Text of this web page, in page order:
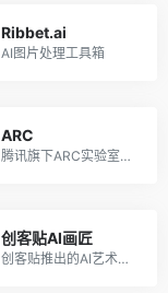
Ribbet.ai
AI图片处理工具箱
ARC
腾讯旗下ARC实验室推出的AI图片处理工具
创客贴AI画匠
创客贴推出的AI艺术画生成工具